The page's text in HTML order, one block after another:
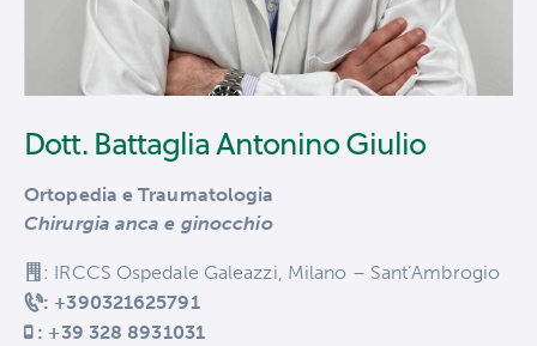
Dott. Battaglia Antonino Giulio
Ortopedia e Traumatologia
Chirurgia anca e ginocchio
: IRCCS Ospedale Galeazzi, Milano – Sant’Ambrogio
: +390321625791
: +39 328 8931031